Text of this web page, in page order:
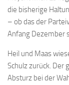
die bisherige
– ob das der
Anfang Dezember
Heil und Maas
Schulz zurück. Der
Absturz bei der